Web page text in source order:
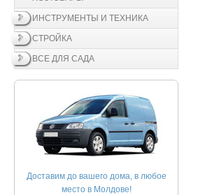
ИНСТРУМЕНТЫ И ТЕХНИКА
СТРОЙКА
ВСЕ ДЛЯ САДА
Доставим до вашего дома, в любое
место в Молдове!